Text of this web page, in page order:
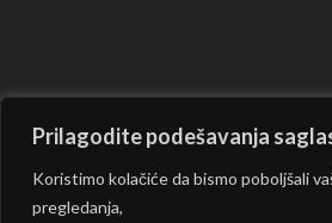
Prilagodite podešavanja
Koristimo kolačiće da bismo poboljšali
pregledanja,